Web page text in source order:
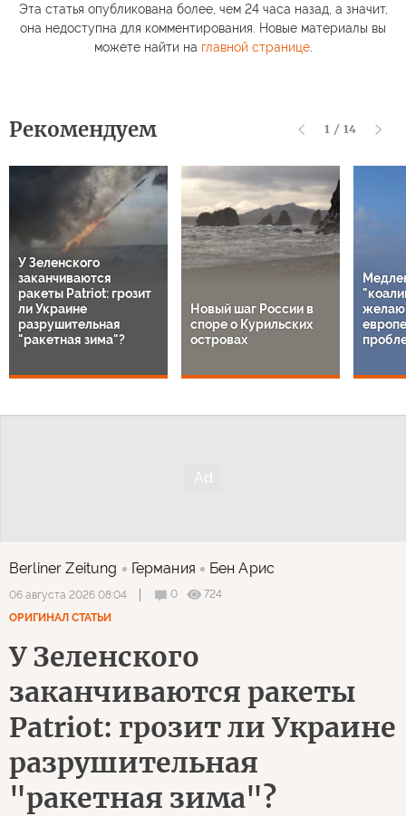
Эта статья опубликована более, чем 24 часа назад, а значит,
она недоступна для комментирования. Новые материалы вы
можете найти на главной странице.
Рекомендуем 1 / 14
У Зеленского
заканчиваются
ракеты Patriot: грозит
ли Украине
разрушительная
"ракетная зима"?
Новый шаг России в
споре о Курильских
островах
Berliner Zeitung Германия Бен Арис
06 августа 2026 08:04 0
724
ОРИГИНАЛ СТАТЬИ
У Зеленского
заканчиваются ракеты
Patriot: грозит ли Украине
разрушительная
"ракетная зима"?